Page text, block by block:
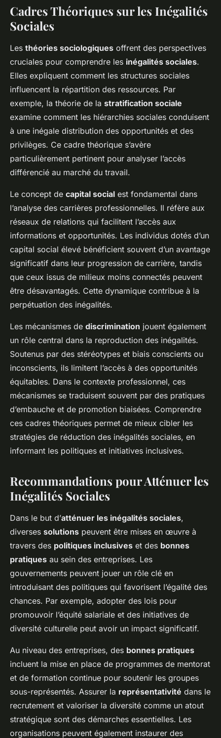
Cadres Théoriques sur les Inégalités
Sociales
Les théories sociologiques offrent des perspectives
cruciales pour comprendre les inégalités sociales.
Elles expliquent comment les structures sociales
influencent la répartition des ressources. Par
exemple, la théorie de la stratification sociale
examine comment les hiérarchies sociales conduisent
à une inégale distribution des opportunités et des
privilèges. Ce cadre théorique s’avère
particulièrement pertinent pour analyser l’accès
différencié au marché du travail.
Le concept de capital social est fondamental dans
l’analyse des carrières professionnelles. Il réfère aux
réseaux de relations qui facilitent l’accès aux
informations et opportunités. Les individus dotés d’un
capital social élevé bénéficient souvent d’un avantage
significatif dans leur progression de carrière, tandis
que ceux issus de milieux moins connectés peuvent
être désavantagés. Cette dynamique contribue à la
perpétuation des inégalités.
Les mécanismes de discrimination jouent également
un rôle central dans la reproduction des inégalités.
Soutenus par des stéréotypes et biais conscients ou
inconscients, ils limitent l’accès à des opportunités
équitables. Dans le contexte professionnel, ces
mécanismes se traduisent souvent par des pratiques
d’embauche et de promotion biaisées. Comprendre
ces cadres théoriques permet de mieux cibler les
stratégies de réduction des inégalités sociales, en
informant les politiques et initiatives inclusives.
Recommandations pour Atténuer les
Inégalités Sociales
Dans le but d’atténuer les inégalités sociales,
diverses solutions peuvent être mises en œuvre à
travers des politiques inclusives et des bonnes
pratiques au sein des entreprises. Les
gouvernements peuvent jouer un rôle clé en
introduisant des politiques qui favorisent l’égalité des
chances. Par exemple, adopter des lois pour
promouvoir l’équité salariale et des initiatives de
diversité culturelle peut avoir un impact significatif.
Au niveau des entreprises, des bonnes pratiques
incluent la mise en place de programmes de mentorat
et de formation continue pour soutenir les groupes
sous-représentés. Assurer la représentativité dans le
recrutement et valoriser la diversité comme un atout
stratégique sont des démarches essentielles. Les
organisations peuvent également instaurer des